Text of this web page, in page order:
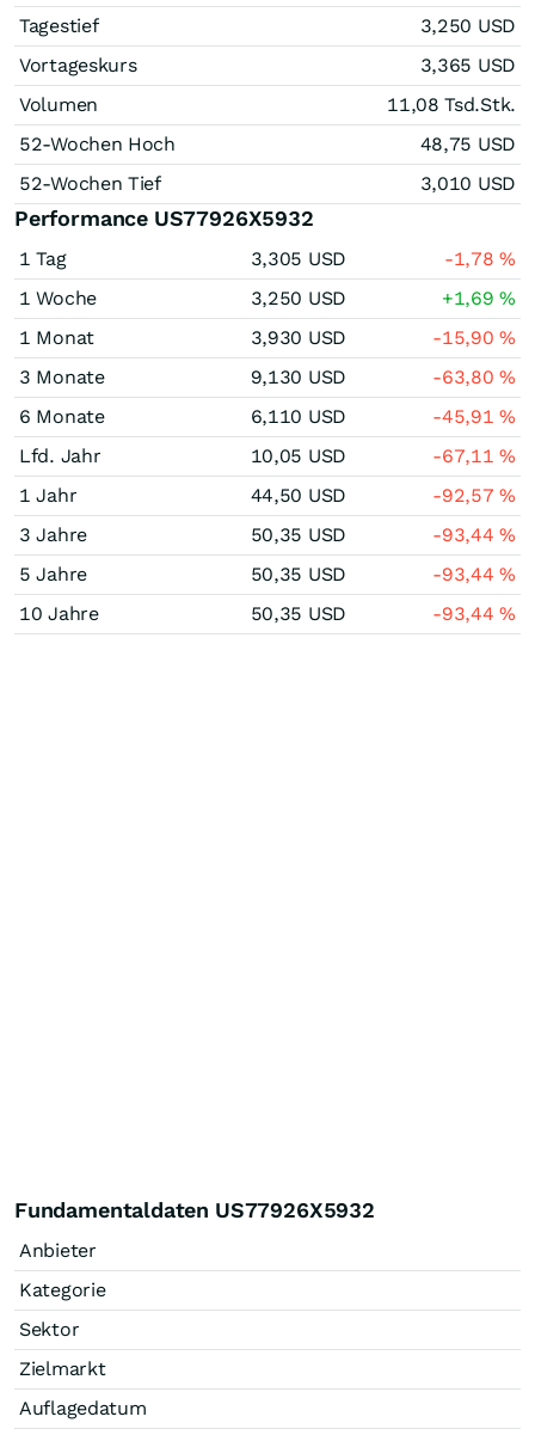
Tagestief
3,250 USD
Vortageskurs
3,365 USD
Volumen
11,08 Tsd.Stk.
52-Wochen Hoch
48,75 USD
52-Wochen Tief
3,010 USD
Performance US77926X5932
1 Tag 3,305 USD -1,78%
1 Woche
3,250 USD +1,69%
1 Monat
3,930 USD -15,90%
3 Monate
9,130 USD -63,80%
6 Monate
6,110 USD -45,91%
Lfd. Jahr
10,05 USD -67,11%
1 Jahr
44,50 USD -92,57%
3 Jahre
50,35 USD -93,44%
5 Jahre
50,35 USD -93,44%
10 Jahre
50,35 USD -93,44%
Fundamentaldaten US77926X5932
Anbieter
Kategorie
Sektor
Zielmarkt
Auflagedatum